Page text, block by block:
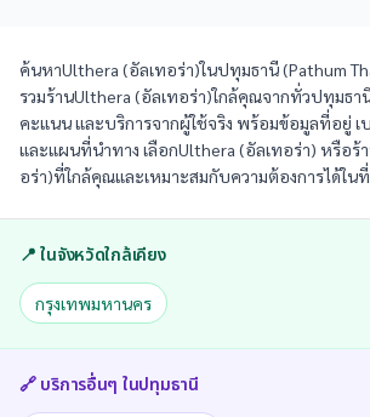
ค้นหาUlthera (อัลเทอร่า)ในปทุมธานี (Pathum
รวมร้านUlthera (อัลเทอร่า)ใกล้คุณจากทั่วปทุมธา
คะแนน และบริการจากผู้ใช้จริง พร้อมข้อมูลที่อยู่ เ
และแผนที่นำทาง เลือกUlthera (อัลเทอร่า) หรือร้
อร่า)ที่ใกล้คุณและเหมาะสมกับความต้องการได้ในที่
📍 ในจังหวัดใกล้เคียง
กรุงเทพมหานคร
🔗 บริการอื่นๆ ในปทุมธานี